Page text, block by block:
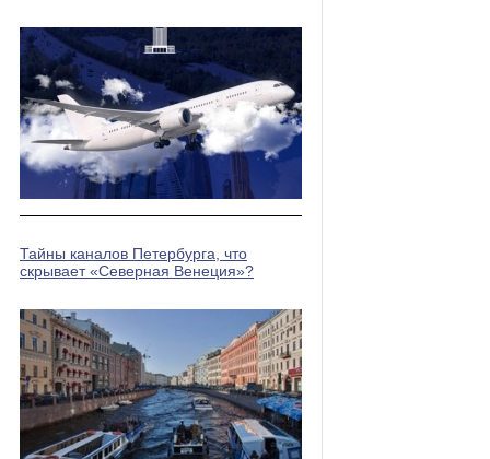
Тайны каналов Петербурга, что
скрывает «Северная Венеция»?